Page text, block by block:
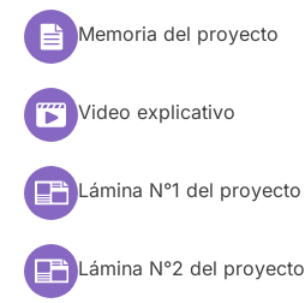
Memoria del proyecto
Video explicativo
Lámina N°1 del proyecto
Lámina N°2 del proyecto